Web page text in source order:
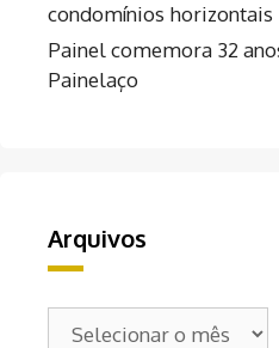
condomínios horizontais
Painel comemora 32
Painelaço
Arquivos